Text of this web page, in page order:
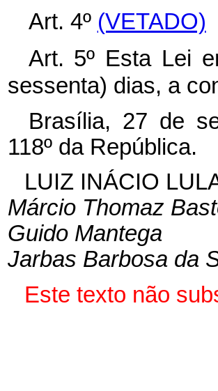
Art. 4º (VETADO)
Art. 5º Esta Lei
sessenta) dias, a
Brasília, 27 de
118º da República.
LUIZ INÁCIO
Márcio Thomaz
Guido Mantega
Jarbas Barbosa da
Este texto não